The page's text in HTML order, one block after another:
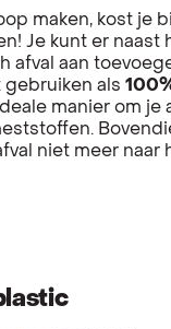
maken, kost je
Je kunt er naast
afval aan
als
manier om
niet meer